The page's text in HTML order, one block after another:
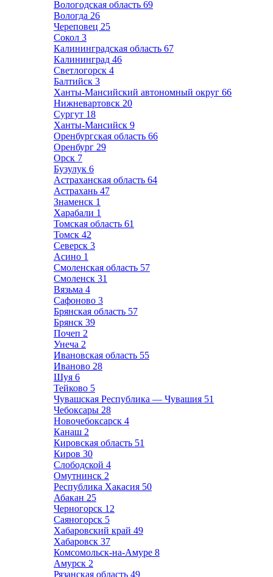
Вологодская область 69
Вологда 26
Череповец 25
Сокол 3
Калининградская область 67
Калининград 46
Светлогорск 4
Балтийск 3
Ханты-Мансийский автономный округ 66
Нижневартовск 20
Сургут 18
Ханты-Мансийск 9
Оренбургская область 66
Оренбург 29
Орск 7
Бузулук 6
Астраханская область 64
Астрахань 47
Знаменск 1
Харабали 1
Томская область 61
Томск 42
Северск 3
Асино 1
Смоленская область 57
Смоленск 31
Вязьма 4
Сафоново 3
Брянская область 57
Брянск 39
Почеп 2
Унеча 2
Ивановская область 55
Иваново 28
Шуя 6
Тейково 5
Чувашская Республика — Чувашия 51
Чебоксары 28
Новочебоксарск 4
Канаш 2
Кировская область 51
Киров 30
Слободской 4
Омутнинск 2
Республика Хакасия 50
Абакан 25
Черногорск 12
Саяногорск 5
Хабаровский край 49
Хабаровск 37
Комсомольск-на-Амуре 8
Амурск 2
Рязанская область 49